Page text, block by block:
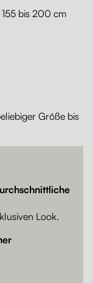
bis 200 cm
Größe bis
Look.